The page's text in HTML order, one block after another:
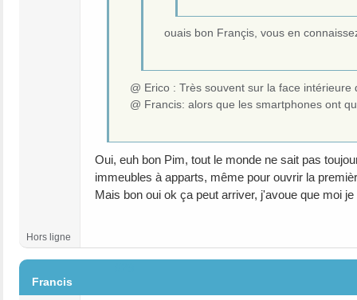
ouais bon Françis, vous en
@ Erico : Très souvent sur la face
@ Francis: alors que les smartphones ont
Oui, euh bon Pim, tout le monde ne sait pas
immeubles à apparts, même pour ouvrir la
Mais bon oui ok ça peut arriver, j'avoue que moi
Hors ligne
Francis